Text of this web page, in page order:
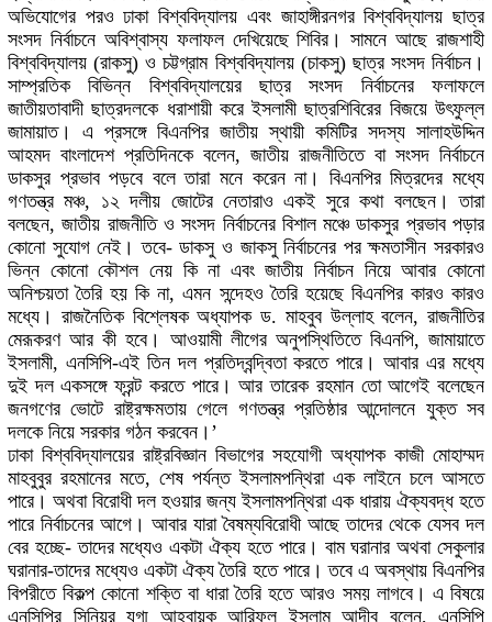
অভিযোগের পরও ঢাকা বিশ্ববিদ্যালয় এবং জাহাঙ্গীরনগর বিশ্ববিদ্যালয় ছাত্র
সংসদ নির্বাচনে অবিশ্বাস্য ফলাফল দেখিয়েছে শিবির। সামনে আছে রাজশাহী
বিশ্ববিদ্যালয় (রাকসু) ও চট্টগ্রাম বিশ্ববিদ্যালয় (চাকসু) ছাত্র সংসদ নির্বাচন।
সাম্প্রতিক বিভিন্ন বিশ্ববিদ্যালয়ের ছাত্র সংসদ নির্বাচনের ফলাফলে
জাতীয়তাবাদী ছাত্রদলকে ধরাশায়ী করে ইসলামী ছাত্রশিবিরের বিজয়ে উৎফুল্ল
জামায়াত। এ প্রসঙ্গে বিএনপির জাতীয় স্থায়ী কমিটির সদস্য সালাহউদ্দিন
আহমদ বাংলাদেশ প্রতিদিনকে বলেন, জাতীয় রাজনীতিতে বা সংসদ নির্বাচনে
ডাকসুর প্রভাব পড়বে বলে তারা মনে করেন না। বিএনপির মিত্রদের মধ্যে
গণতন্ত্র মঞ্চ, ১২ দলীয় জোটের নেতারাও একই সুরে কথা বলছেন। তারা
বলছেন, জাতীয় রাজনীতি ও সংসদ নির্বাচনের বিশাল মঞ্চে ডাকসুর প্রভাব পড়ার
কোনো সুযোগ নেই। তবে- ডাকসু ও জাকসু নির্বাচনের পর ক্ষমতাসীন সরকারও
ভিন্ন কোনো কৌশল নেয় কি না এবং জাতীয় নির্বাচন নিয়ে আবার কোনো
অনিশ্চয়তা তৈরি হয় কি না, এমন সন্দেহও তৈরি হয়েছে বিএনপির কারও কারও
মধ্যে। রাজনৈতিক বিশ্লেষক অধ্যাপক ড. মাহবুব উল্লাহ বলেন, রাজনীতির
মেরূকরণ আর কী হবে। আওয়ামী লীগের অনুপস্থিতিতে বিএনপি, জামায়াতে
ইসলামী, এনসিপি-এই তিন দল প্রতিদ্বন্দ্বিতা করতে পারে। আবার এর মধ্যে
দুই দল একসঙ্গে ফ্রন্ট করতে পারে। আর তারেক রহমান তো আগেই বলেছেন
জনগণের ভোটে রাষ্ট্রক্ষমতায় গেলে গণতন্ত্র প্রতিষ্ঠার আন্দোলনে যুক্ত সব
দলকে নিয়ে সরকার গঠন করবেন।’
ঢাকা বিশ্ববিদ্যালয়ের রাষ্ট্রবিজ্ঞান বিভাগের সহযোগী অধ্যাপক কাজী মোহাম্মদ
মাহবুবুর রহমানের মতে, শেষ পর্যন্ত ইসলামপন্থিরা এক লাইনে চলে আসতে
পারে। অথবা বিরোধী দল হওয়ার জন্য ইসলামপন্থিরা এক ধারায় ঐক্যবদ্ধ হতে
পারে নির্বাচনের আগে। আবার যারা বৈষম্যবিরোধী আছে তাদের থেকে যেসব দল
বের হচ্ছে- তাদের মধ্যেও একটা ঐক্য হতে পারে। বাম ঘরানার অথবা সেকুলার
ঘরানার-তাদের মধ্যেও একটা ঐক্য তৈরি হতে পারে। তবে এ অবস্থায় বিএনপির
বিপরীতে বিকল্প কোনো শক্তি বা ধারা তৈরি হতে আরও সময় লাগবে। এ বিষয়ে
এনসিপির সিনিয়র যুগ্ম আহ্বায়ক আরিফুল ইসলাম আদীব বলেন, এনসিপি